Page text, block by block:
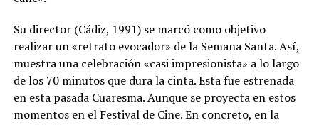
Su director (Cádiz, 1991) se marcó como objetivo
realizar un «retrato evocador» de la Semana Santa. Así,
muestra una celebración «casi impresionista» a lo largo
de los 70 minutos que dura la cinta. Esta fue estrenada
en esta pasada Cuaresma. Aunque se proyecta en estos
momentos en el Festival de Cine. En concreto, en la